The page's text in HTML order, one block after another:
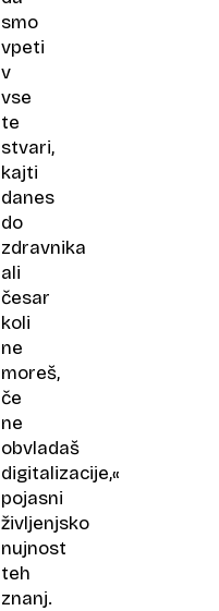
smo
vpeti
v
vse
te
stvari,
kajti
danes
do
zdravnika
ali
česar
koli
ne
moreš,
če
ne
obvladaš
digitalizacije,«
pojasni
življenjsko
nujnost
teh
znanj.